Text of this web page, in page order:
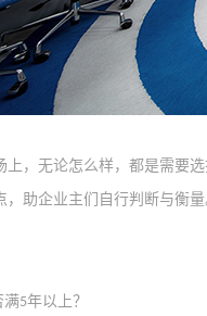
上，无论怎么样，都是需要
助企业主们自行判断与衡量
满5年以上？